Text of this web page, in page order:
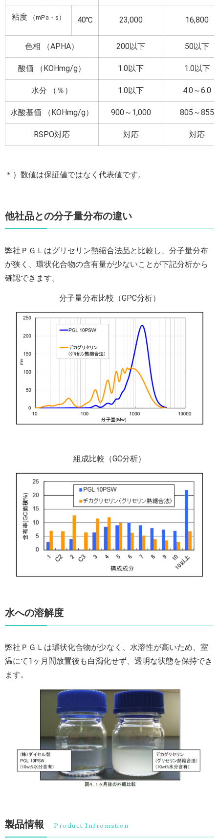
粘度 （mPa・s） 40℃ 23,000 16,800
色相 （APHA） 200以下 50以下
酸価 （KOHmg/g） 1.0以下 1.0以下
水分 （％） 1.0以下 4.0～6.0
水酸基価 （KOHmg/g） 900～1,000 805～855
RSPO対応 対応 対応
＊）数値は保証値ではなく代表値です。
他社品との分子量分布の違い
弊社ＰＧＬはグリセリン熱縮合法品と比較し、分子量分布
が狭く、環状化合物の含有量が少ないことが下記分析から
確認できます。
分子量分布比較（GPC分析）
組成比較（GC分析）
水への溶解度
弊社ＰＧＬは環状化合物が少なく、水溶性が高いため、室
温にて1ヶ月間放置後も白濁化せず、透明な状態を保持でき
ます。
製品情報 Product Infromation